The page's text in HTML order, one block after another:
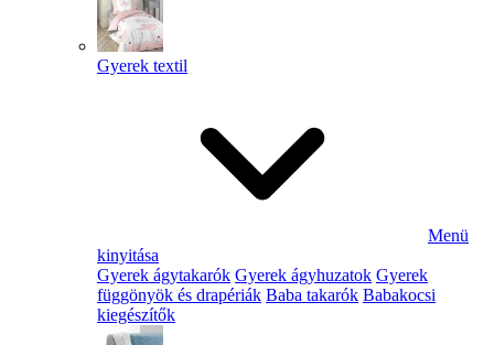
Gyerek textil
Menü
kinyitása
Gyerek ágytakarók Gyerek ágyhuzatok Gyerek
függönyök és drapériák Baba takarók Babakocsi
kiegészítők